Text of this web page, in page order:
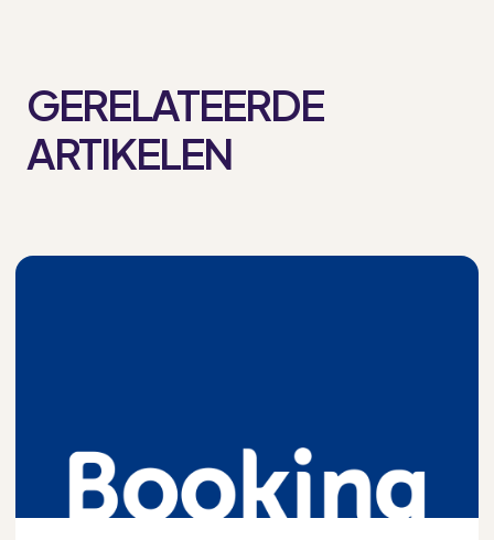
GERELATEERDE
ARTIKELEN